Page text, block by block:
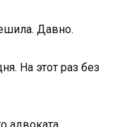
Давно.
На этот раз без